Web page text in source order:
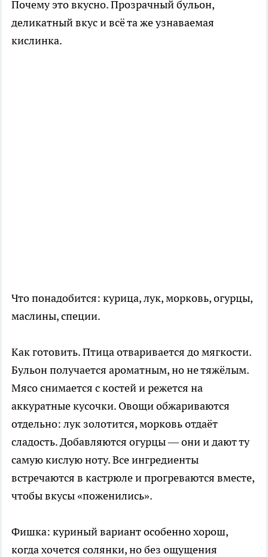
Почему это вкусно. Прозрачный бульон,
деликатный вкус и всё та же узнаваемая
кислинка.
Что понадобится: курица, лук, морковь, огурцы,
маслины, специи.
Как готовить. Птица отваривается до мягкости.
Бульон получается ароматным, но не тяжёлым.
Мясо снимается с костей и режется на
аккуратные кусочки. Овощи обжариваются
отдельно: лук золотится, морковь отдаёт
сладость. Добавляются огурцы — они и дают ту
самую кислую ноту. Все ингредиенты
встречаются в кастрюле и прогреваются вместе,
чтобы вкусы «поженились».
Фишка: куриный вариант особенно хорош,
когда хочется солянки, но без ощущения